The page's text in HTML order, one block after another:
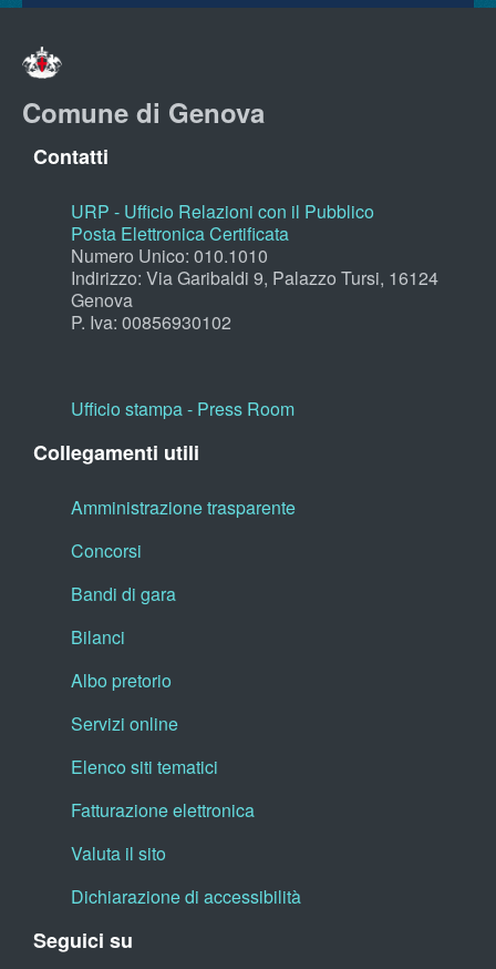
Comune di Genova
Contatti
URP - Ufficio Relazioni con il Pubblico
Posta Elettronica Certificata
Numero Unico: 010.1010
Indirizzo: Via Garibaldi 9, Palazzo Tursi, 16124
Genova
P. Iva: 00856930102
Ufficio stampa - Press Room
Collegamenti utili
Amministrazione trasparente
Concorsi
Bandi di gara
Bilanci
Albo pretorio
Servizi online
Elenco siti tematici
Fatturazione elettronica
Valuta il sito
Dichiarazione di accessibilità
Seguici su